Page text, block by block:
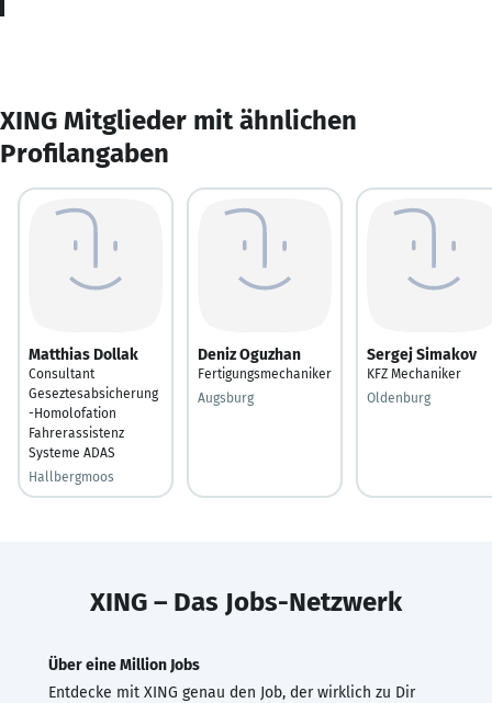
XING Mitglieder mit ähnlichen
Profilangaben
Matthias Dollak
Consultant
Geseztesabsicherung
-Homolofation
Fahrerassistenz
Systeme ADAS
Hallbergmoos
Deniz Oguzhan
Fertigungsmechaniker
Augsburg
Sergej Simakov
KFZ Mechaniker
Oldenburg
XING – Das Jobs-Netzwerk
Über eine Million Jobs
Entdecke mit XING genau den Job, der wirklich zu Dir